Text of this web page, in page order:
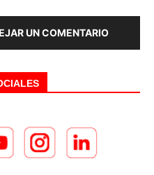
UN COMENTARIO